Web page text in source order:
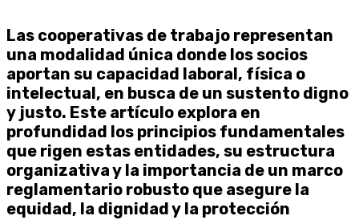
Las cooperativas de trabajo representan
una modalidad única donde los socios
aportan su capacidad laboral, física o
intelectual, en busca de un sustento digno
y justo. Este artículo explora en
profundidad los principios fundamentales
que rigen estas entidades, su estructura
organizativa y la importancia de un marco
reglamentario robusto que asegure la
equidad, la dignidad y la protección